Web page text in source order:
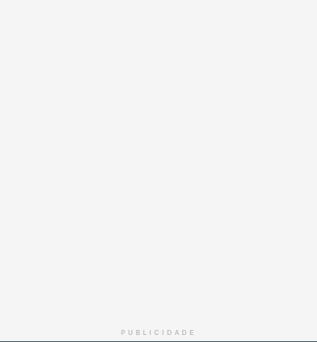
PUBLICIDADE